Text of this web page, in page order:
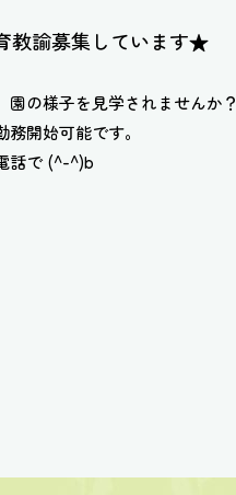
教諭募集しています★
園の様子を見学されませんか？
務開始可能です。
話で (^-^)b